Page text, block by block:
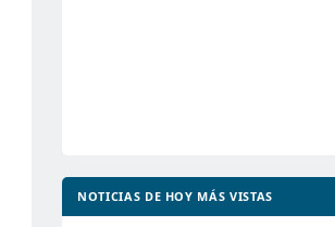
NOTICIAS DE HOY MÁS VISTAS